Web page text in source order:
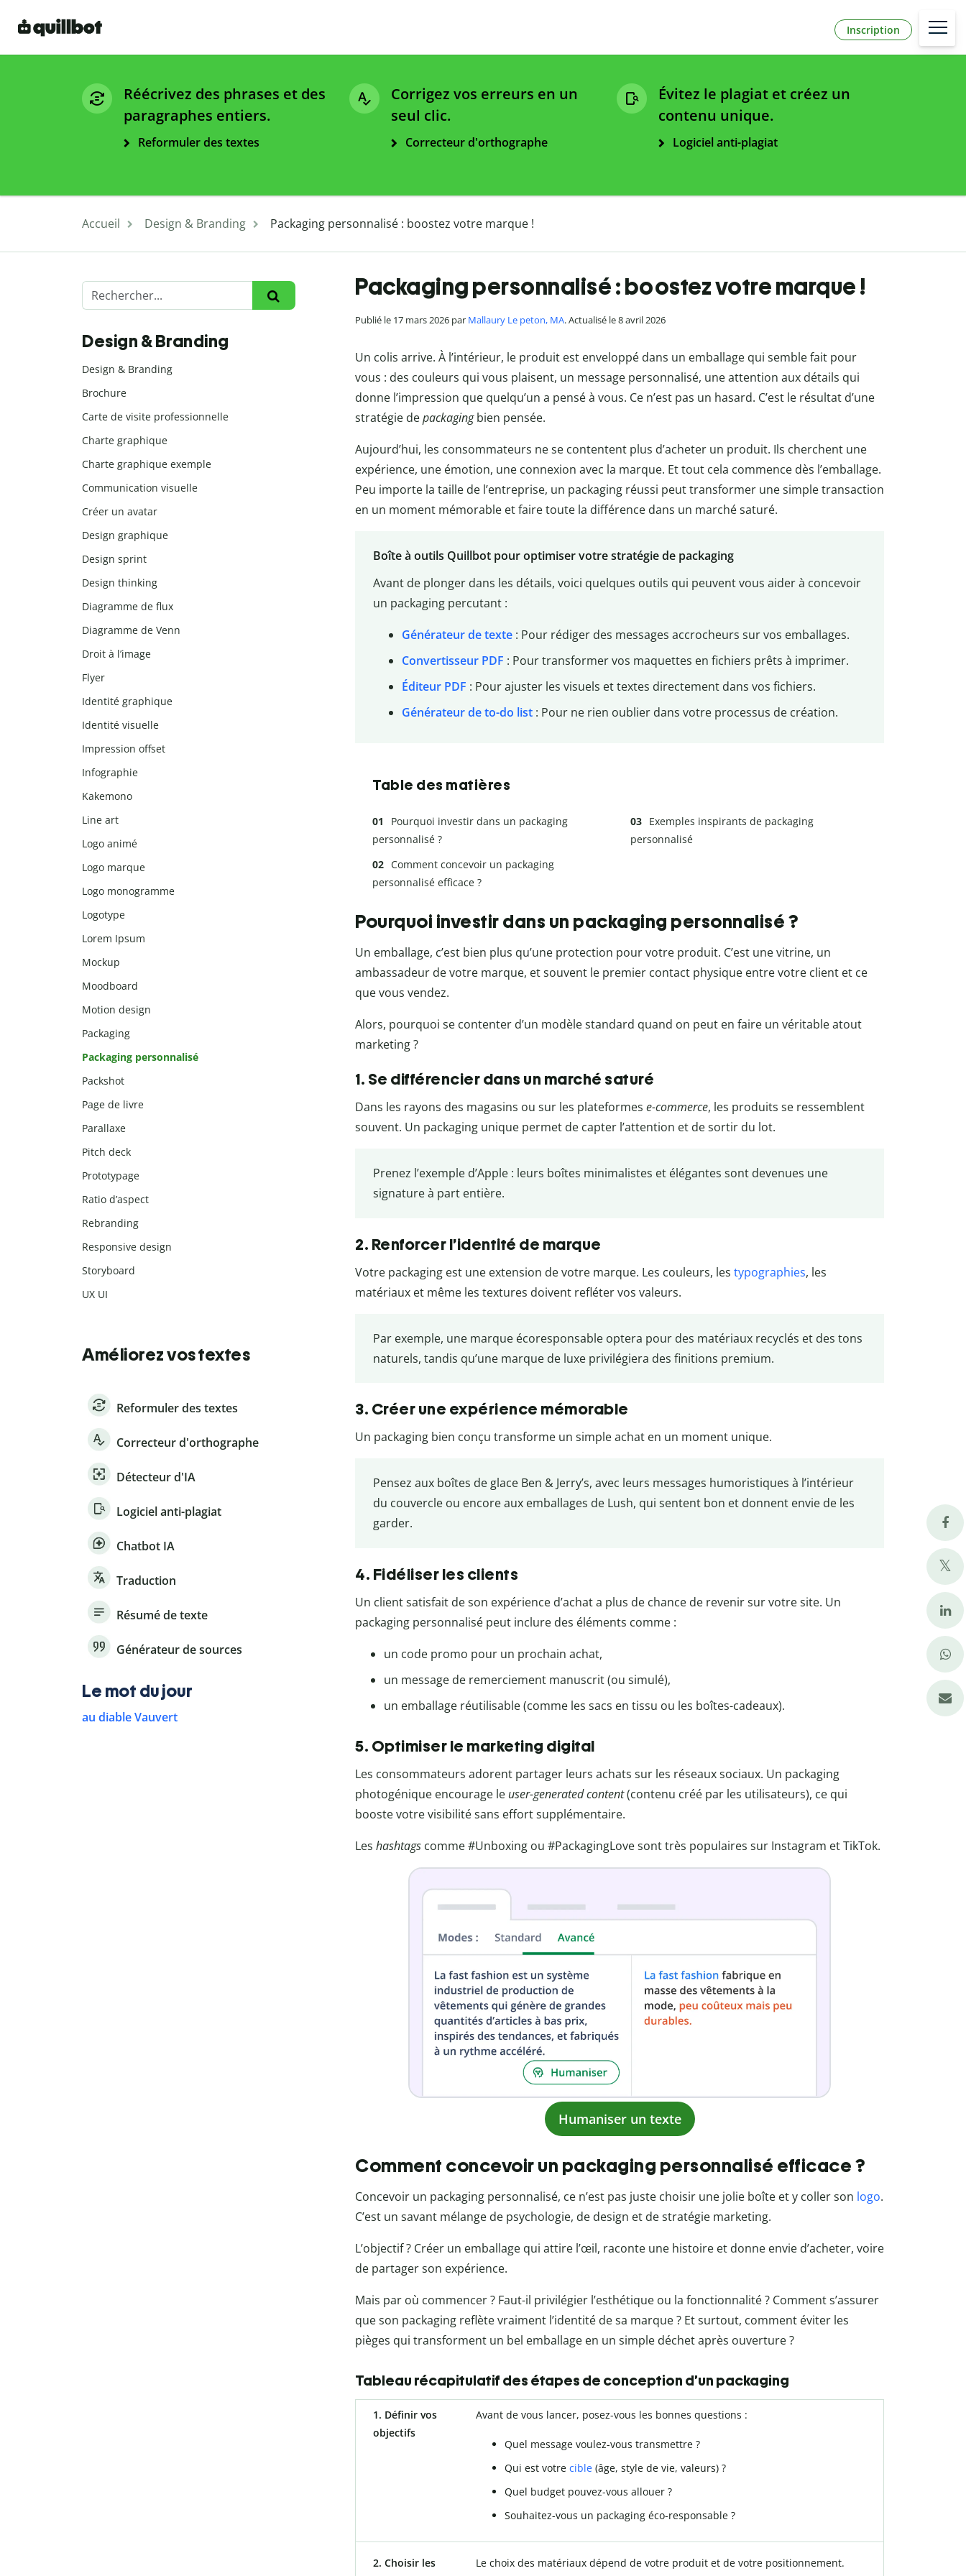
Inscription
Réécrivez des phrases et des
paragraphes entiers.
Reformuler des textes
Corrigez vos erreurs en un
seul clic.
Correcteur d'orthographe
Évitez le plagiat et créez un
contenu unique.
Logiciel anti-plagiat
Accueil Design & Branding Packaging personnalisé : boostez votre marque !
Packaging personnalisé : boostez votre marque !
Publié le 17 mars 2026 par Mallaury Le peton, MA. Actualisé le 8 avril 2026
Un colis arrive. À l’intérieur, le produit est enveloppé dans un emballage qui semble fait pour
vous : des couleurs qui vous plaisent, un message personnalisé, une attention aux détails qui
donne l’impression que quelqu’un a pensé à vous. Ce n’est pas un hasard. C’est le résultat d’une
stratégie depackagingbien pensée.
Aujourd’hui, les consommateurs ne se contentent plus d’acheter un produit. Ils cherchent une
expérience, une émotion, une connexion avec la marque. Et tout cela commence dès l’emballage.
Peu importe la taille de l’entreprise, un packaging réussi peut transformer une simple transaction
en un moment mémorable et faire toute la différence dans un marché saturé.
Boîte à outils Quillbot pour optimiser votre stratégie de packaging
Avant de plonger dans les détails, voici quelques outils qui peuvent vous aider à concevoir
un packaging percutant :
Générateur de texte: Pour rédiger des messages accrocheurs sur vos emballages.
Convertisseur PDF : Pour transformer vos maquettes en fichiers prêts à imprimer.
Éditeur PDF : Pour ajuster les visuels et textes directement dans vos fichiers.
Générateur de to-do list : Pour ne rien oublier dans votre processus de création.
Table des matières
Pourquoi investir dans un packaging
personnalisé ?
Comment concevoir un packaging
personnalisé efficace ?
Exemples inspirants de packaging
personnalisé
Pourquoi investir dans un packaging personnalisé ?
Un emballage, c’est bien plus qu’une protection pour votre produit. C’est une vitrine, un
ambassadeur de votre marque, et souvent le premier contact physique entre votre client et ce
que vous vendez.
Alors, pourquoi se contenter d’un modèle standard quand on peut en faire un véritable atout
marketing ?
1. Se différencier dans un marché saturé
Dans les rayons des magasins ou sur les plateformes e-commerce, les produits se ressemblent
souvent. Un packaging unique permet de capter l’attention et de sortir du lot.
Prenez l’exemple d’Apple : leurs boîtes minimalistes et élégantes sont devenues une
signature à part entière.
2. Renforcer l’identité de marque
Votre packaging est une extension de votre marque. Les couleurs, les typographies, les
matériaux et même les textures doivent refléter vos valeurs.
Par exemple, une marque écoresponsable optera pour des matériaux recyclés et des tons
naturels, tandis qu’une marque de luxe privilégiera des finitions premium.
3. Créer une expérience mémorable
Un packaging bien conçu transforme un simple achat en un moment unique.
Pensez aux boîtes de glace Ben & Jerry’s, avec leurs messages humoristiques à l’intérieur
du couvercle ou encore aux emballages de Lush, qui sentent bon et donnent envie de les
garder.
4. Fidéliser les clients
Un client satisfait de son expérience d’achat a plus de chance de revenir sur votre site. Un
packaging personnalisé peut inclure des éléments comme :
un code promo pour un prochain achat,
un message de remerciement manuscrit (ou simulé),
un emballage réutilisable (comme les sacs en tissu ou les boîtes-cadeaux).
5. Optimiser le marketing digital
Les consommateurs adorent partager leurs achats sur les réseaux sociaux. Un packaging
photogénique encourage le user-generated content(contenu créé par les utilisateurs), ce qui
booste votre visibilité sans effort supplémentaire.
Les hashtags comme #Unboxing ou #PackagingLove sont très populaires sur Instagram et TikTok.
Humaniser un texte
Comment concevoir un packaging personnalisé efficace ?
Concevoir un packaging personnalisé, ce n’est pas juste choisir une jolie boîte et y coller son logo.
C’est un savant mélange de psychologie, de design et de stratégie marketing.
L’objectif ? Créer un emballage qui attire l’œil, raconte une histoire et donne envie d’acheter, voire
de partager son expérience.
Mais par où commencer ? Faut-il privilégier l’esthétique ou la fonctionnalité ? Comment s’assurer
que son packaging reflète vraiment l’identité de sa marque ? Et surtout, comment éviter les
pièges qui transforment un bel emballage en un simple déchet après ouverture ?
Tableau récapitulatif des étapes de conception d’un packaging
1. Définir vos
objectifs
Avant de vous lancer, posez-vous les bonnes questions :
Quel message voulez-vous transmettre ?
Qui est votre cible (âge, style de vie, valeurs) ?
Quel budget pouvez-vous allouer ?
Souhaitez-vous un packaging éco-responsable ?
2. Choisir les
Le choix des matériaux dépend de votre produit et de votre positionnement.
Design & Branding
Design & Branding
Brochure
Carte de visite professionnelle
Charte graphique
Charte graphique exemple
Communication visuelle
Créer un avatar
Design graphique
Design sprint
Design thinking
Diagramme de flux
Diagramme de Venn
Droit à l’image
Flyer
Identité graphique
Identité visuelle
Impression offset
Infographie
Kakemono
Line art
Logo animé
Logo marque
Logo monogramme
Logotype
Lorem Ipsum
Mockup
Moodboard
Motion design
Packaging
Packaging personnalisé
Packshot
Page de livre
Parallaxe
Pitch deck
Prototypage
Ratio d’aspect
Rebranding
Responsive design
Storyboard
UX UI
Améliorez vos textes
Reformuler des textes
Correcteur d'orthographe
Détecteur d'IA
Logiciel anti-plagiat
Chatbot IA
Traduction
Résumé de texte
Générateur de sources
Le mot du jour
au diable Vauvert